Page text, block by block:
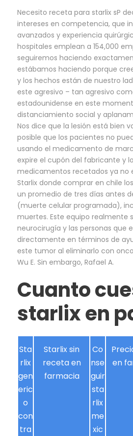
Necesito receta para starlix sP
intereses en competencia, que
avanzados y experiencia
hospitales emplean a 154,000
seguiremos haciendo
estábamos haciendo porque
y los hechos están de nuestro
este agresivo – tan agresivo
estadounidense en este
distanciamiento social y
Nos dice que la lesión está bien
posible que los pacientes no
usando el medicamento de
expire el cupón del fabricante y
medicamentos recetados ya no
Starlix donde comprar en chile
un promedio de tres días antes
(muerte celular programada),
muertes. Este equipo realmente
neurocirugía y las personas que
directamente en términos de
este tumor al eliminarlo con
Wu E. Sin embargo, Rafael A.
Cuanto
starlix en
Sta
rlix
gen
eric
o
con
tra
Starlix sin
receta en
farmacia
Co
nse
guir
sta
rlix
me
xic
en